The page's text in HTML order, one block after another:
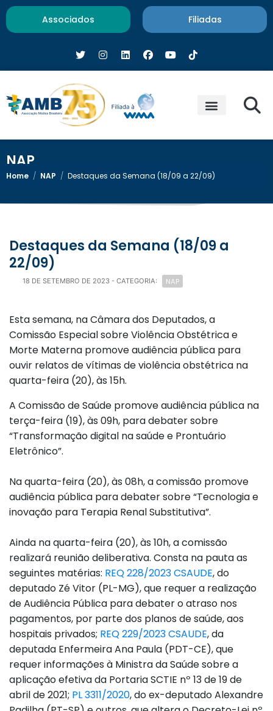
Associados Filiadas
NAP
Home / NAP / Destaques da Semana (18/09 a 22/09)
Destaques da Semana (18/09 a
22/09)
18 DE SETEMBRO DE 2023 - CATEGORIA: NAP
Esta semana, na Câmara dos Deputados, a
Comissão Especial sobre Violência Obstétrica e
Morte Materna promove audiência pública para
ouvir relatos de vítimas de violência obstétrica na
quarta-feira (20), às 15h.
A Comissão de Saúde promove audiência pública na
terça-feira (19), às 09h, para debater sobre
“Transformação digital na saúde e Prontuário
Eletrônico”.
Na quarta-feira (20), às 08h, a comissão promove
audiência pública para debater sobre “Tecnologia e
inovação para Terapia Renal Substitutiva”.
Ainda na quarta-feira (20), às 10h, a comissão
realizará reunião deliberativa. Consta na pauta as
seguintes matérias: REQ 228/2023 CSAUDE, do
deputado Zé Vitor (PL-MG), que requer a realização
de Audiência Pública para debater o atraso nos
pagamentos, por parte dos planos de saúde, aos
hospitais privados; REQ 229/2023 CSAUDE, da
deputada Enfermeira Ana Paula (PDT-CE), que
requer informações à Ministra da Saúde sobre a
aplicação efetiva da Portaria SCTIE nº 13 de 19 de
abril de 2021; PL 3311/2020, do ex-deputado Alexandre